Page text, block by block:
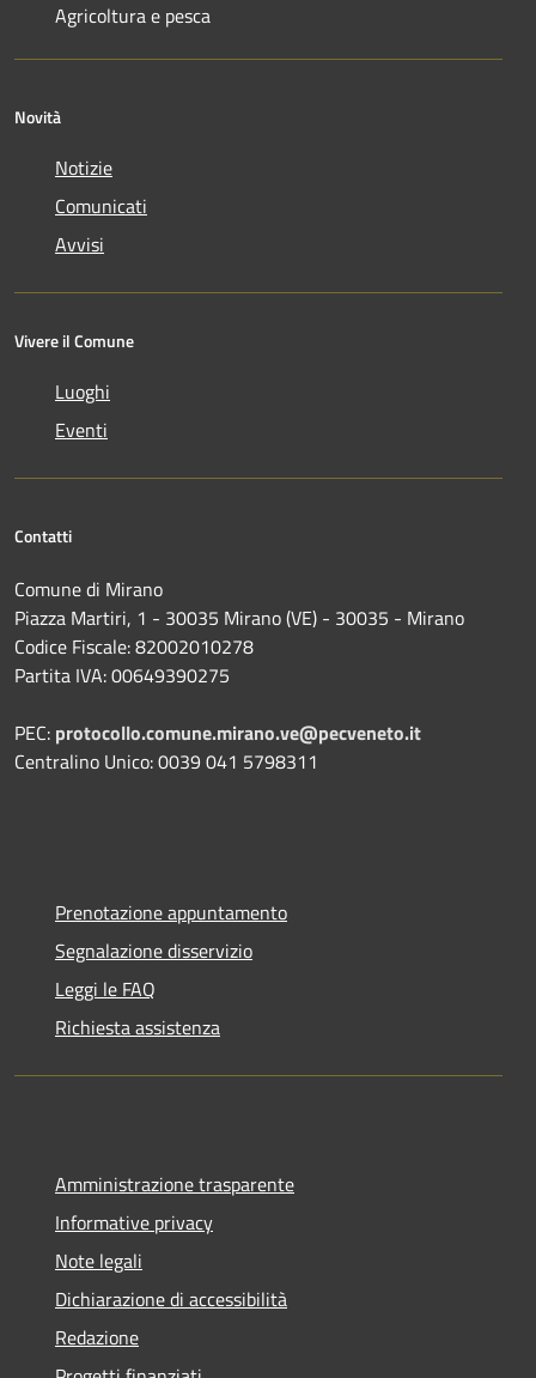
Agricoltura e pesca
Novità
Notizie
Comunicati
Avvisi
Vivere il Comune
Luoghi
Eventi
Contatti
Comune di Mirano
Piazza Martiri, 1 - 30035 Mirano (VE) - 30035 - Mirano
Codice Fiscale: 82002010278
Partita IVA: 00649390275
PEC: protocollo.comune.mirano.ve@pecveneto.it
Centralino Unico: 0039 041 5798311
Prenotazione appuntamento
Segnalazione disservizio
Leggi le FAQ
Richiesta assistenza
Amministrazione trasparente
Informative privacy
Note legali
Dichiarazione di accessibilità
Redazione